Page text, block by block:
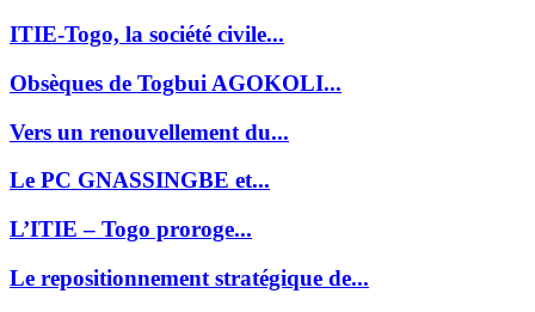
ITIE-Togo, la société civile...
Obsèques de Togbui AGOKOLI...
Vers un renouvellement du...
Le PC GNASSINGBE et...
L’ITIE – Togo proroge...
Le repositionnement stratégique de...